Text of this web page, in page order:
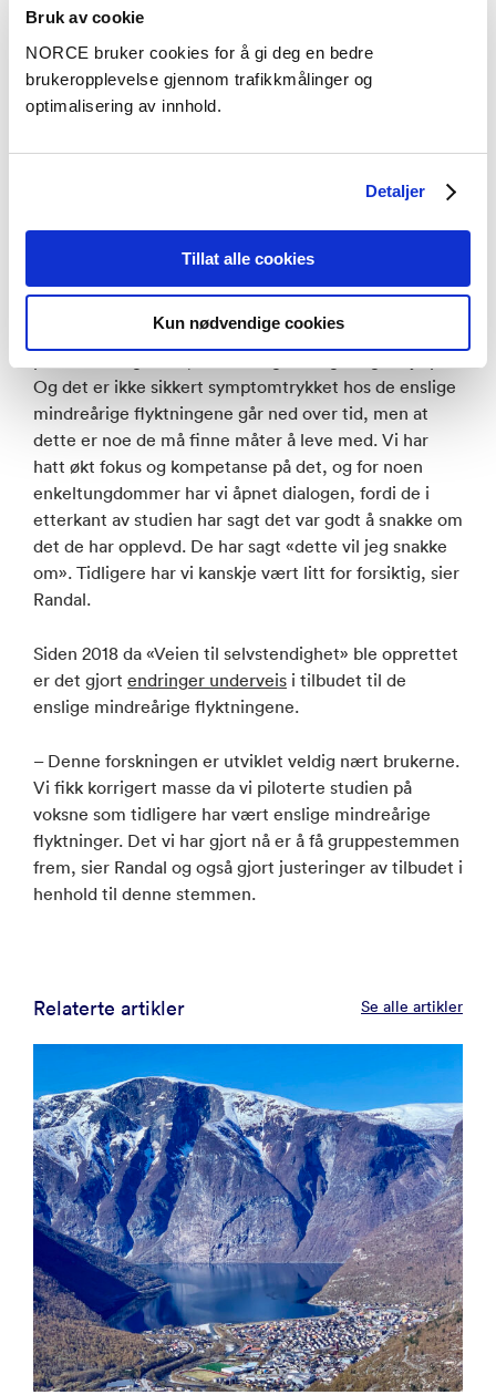
Bruk av cookie
NORCE bruker cookies for å gi deg en bedre
brukeropplevelse gjennom trafikkmålinger og
optimalisering av innhold.
Detaljer
Tillat alle cookies
Kun nødvendige cookies
Vært litt for forsiktige
– De trenger de nære relasjonene med voksne som er
på tilbudssiden. «Hvis du skulle få bruk for å snakke
forskning viser at mange opplever bedring av seg selv
Og det er ikke sikkert symptomtrykket hos de enslige
mindreårige flyktningene går ned over tid, men at
dette er noe de må finne måter å leve med. Vi har
hatt økt fokus og kompetanse på det, og for noen
enkeltungdommer har vi åpnet dialogen, fordi de i
etterkant av studien har sagt det var godt å snakke om
det de har opplevd. De har sagt «dette vil jeg snakke
om». Tidligere har vi kanskje vært litt for forsiktig, sier
Randal.
Siden 2018 da «Veien til selvstendighet» ble opprettet
er det gjort endringer underveis i tilbudet til de
enslige mindreårige flyktningene.
– Denne forskningen er utviklet veldig nært brukerne.
Vi fikk korrigert masse da vi piloterte studien på
voksne som tidligere har vært enslige mindreårige
flyktninger. Det vi har gjort nå er å få gruppestemmen
frem, sier Randal og også gjort justeringer av tilbudet i
henhold til denne stemmen.
Relaterte artikler Se alle artikler